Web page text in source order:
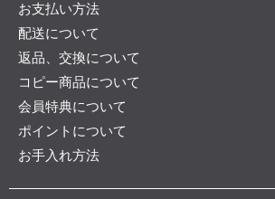
お支払い方法
配送について
返品、交換について
コピー商品について
会員特典について
ポイントについて
お手入れ方法